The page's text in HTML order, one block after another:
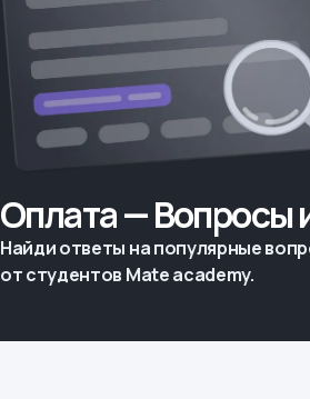
Оплата — Вопросы
Найди ответы на популярные
от студентов Mate academy.